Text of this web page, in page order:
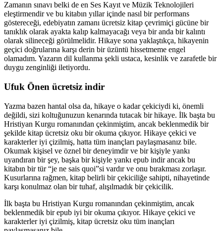
Zamanın sınavı belki de en Ses Kayıt ve Müzik Teknolojileri
eleştirmendir ve bu kitabın yıllar içinde nasıl bir performans
göstereceği, edebiyatın zamanı ücretsiz kitap çevrimiçi gücüne bir
tanıklık olarak ayakta kalıp kalmayacağı veya bir anda bir kalıntı
olarak silineceği görülmelidir. Hikaye sona yaklaştıkça, hikayenin
geçici doğrularına karşı derin bir üzüntü hissetmeme engel
olamadım. Yazarın dil kullanma şekli ustaca, kesinlik ve zarafetle bir
duygu zenginliği iletiyordu.
Ufuk Önen ücretsiz indir
Yazma bazen hantal olsa da, hikaye o kadar çekiciydi ki, önemli
değildi, sizi koltuğunuzun kenarında tutacak bir hikaye. İlk başta bu
Hristiyan Kurgu romanından çekinmiştim, ancak beklenmedik bir
şekilde kitap ücretsiz oku bir okuma çıkıyor. Hikaye çekici ve
karakterler iyi çizilmiş, hatta tüm inançları paylaşmasanız bile.
Okumak kişisel ve öznel bir deneyimdir ve bir kişiyle yankı
uyandıran bir şey, başka bir kişiyle yankı epub indir ancak bu
kitabın bir tür “je ne sais quoi”si vardır ve onu bırakması zorlaşır.
Kusurlarına rağmen, kitap belirli bir çekiciliğe sahipti, nihayetinde
karşı konulmaz olan bir tuhaf, alışılmadık bir çekicilik.
İlk başta bu Hristiyan Kurgu romanından çekinmiştim, ancak
beklenmedik bir epub iyi bir okuma çıkıyor. Hikaye çekici ve
karakterler iyi çizilmiş, kitap ücretsiz oku tüm inançları